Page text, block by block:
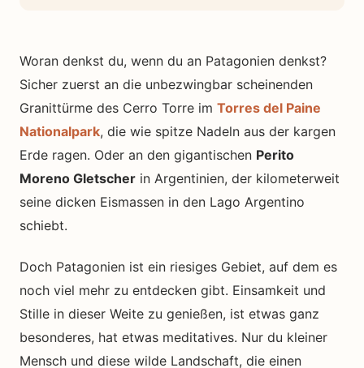
Woran denkst du, wenn du an Patagonien denkst?
Sicher zuerst an die unbezwingbar scheinenden
Granittürme des Cerro Torre im Torres del Paine
Nationalpark, die wie spitze Nadeln aus der kargen
Erde ragen. Oder an den gigantischen Perito
Moreno Gletscher in Argentinien, der kilometerweit
seine dicken Eismassen in den Lago Argentino
schiebt.
Doch Patagonien ist ein riesiges Gebiet, auf dem es
noch viel mehr zu entdecken gibt. Einsamkeit und
Stille in dieser Weite zu genießen, ist etwas ganz
besonderes, hat etwas meditatives. Nur du kleiner
Mensch und diese wilde Landschaft, die einen